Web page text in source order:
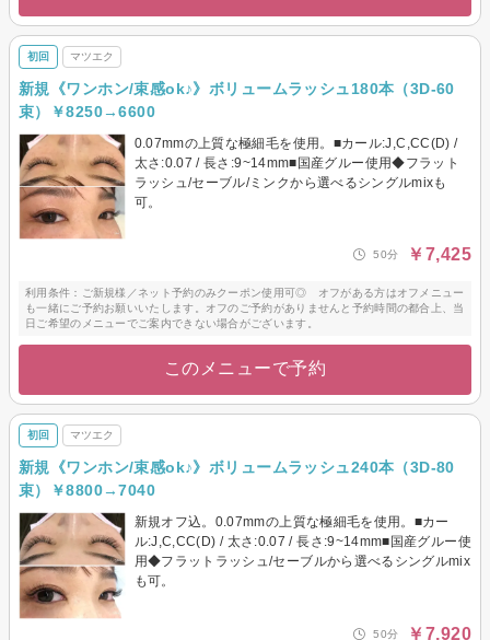
初回 マツエク
新規《ワンホン/束感ok♪》ボリュームラッシュ180本（3D-60
束）￥8250→6600
0.07mmの上質な極細毛を使用。■カール:J,C,CC(D) /
太さ:0.07 / 長さ:9~14mm■国産グルー使用◆フラット
ラッシュ/セーブル/ミンクから選べるシングルmixも
可。
50分 ￥7,425
利用条件：ご新規様／ネット予約のみクーポン使用可◎ オフがある方はオフメニュー
も一緒にご予約お願いいたします。オフのご予約がありませんと予約時間の都合上、当
日ご希望のメニューでご案内できない場合がございます。
このメニューで予約
初回 マツエク
新規《ワンホン/束感ok♪》ボリュームラッシュ240本（3D-80
束）￥8800→7040
新規オフ込。0.07mmの上質な極細毛を使用。■カー
ル:J,C,CC(D) / 太さ:0.07 / 長さ:9~14mm■国産グルー使
用◆フラットラッシュ/セーブルから選べるシングルmix
も可。
50分 ￥7,920